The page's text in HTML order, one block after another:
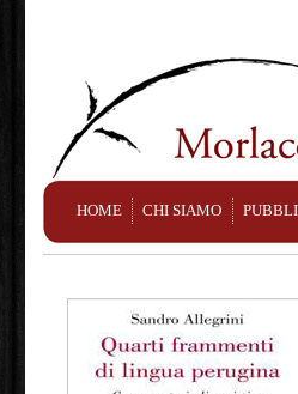
HOME CHI SIAMO